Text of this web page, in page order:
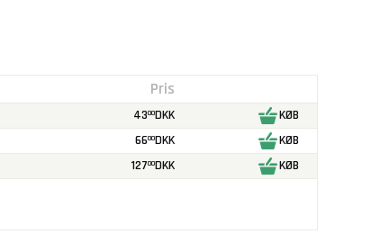
Pris
4300DKK
KØB
6600DKK
KØB
12700DKK KØB